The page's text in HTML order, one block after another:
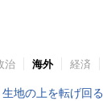
治 海外 経済
地の上を転げ回る